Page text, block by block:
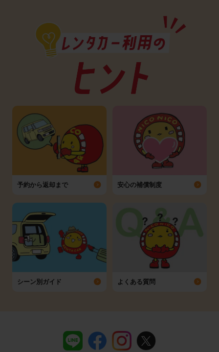
予約から返却まで 安心の補償制度
シーン別ガイド よくある質問